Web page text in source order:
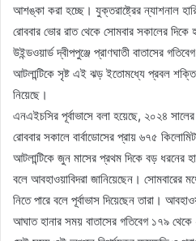
আশঙ্কা করা হচ্ছে। যুক্তরাষ্ট্রের ন্যাশনাল
রোববার ভোর রাত থেকে সোমবার সকালের দিকে
উইন্ডওয়ার্ড দ্বীপপুঞ্জে প্রাণঘাতী বাতাসের
আটলান্টিকে সৃষ্ট এই ঝড় ইতোমধ্যে প্রবল
নিয়েছে।
এনএইচসির পূর্বাভাসে বলা হয়েছে, ২০২৪
রোববার সকালে বার্বাডোসের প্রায় ৬৭৫
আটলান্টিকে জুন মাসের প্রথম দিকে বড় ধরনের
বলে আবহাওয়াবিদরা জানিয়েছেন। সোমবারের
নিতে পারে বলে পূর্বাভাস দিয়েছেন তারা।
আঘাত হানার সময় বাতাসের গতিবেগ ১৭৯ থেকে